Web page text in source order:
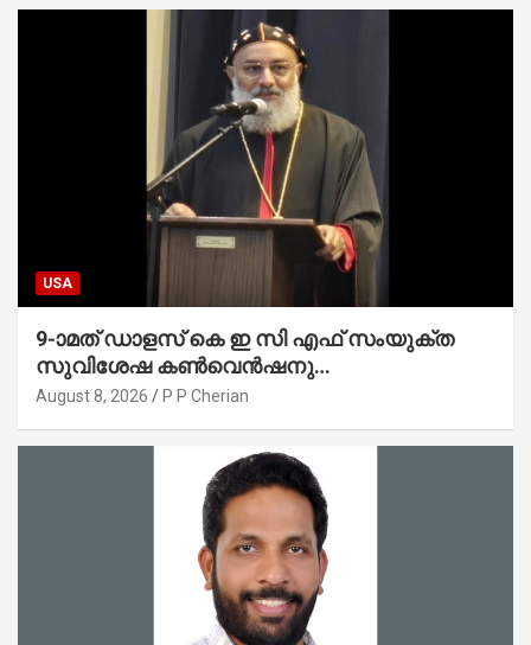
USA
9-ാമത് ഡാളസ് കെ ഇ സി എഫ് സംയുക്ത
സുവിശേഷ കൺവെൻഷനു
പ്രാർത്ഥനാനിർഭരമായ തുടക്കം
August 8, 2026 P P Cherian